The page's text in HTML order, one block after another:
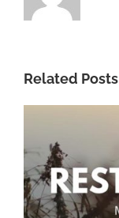
Related Posts